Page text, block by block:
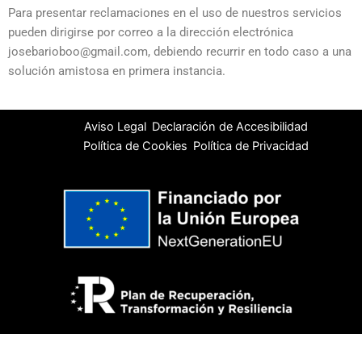
Para presentar reclamaciones en el uso de nuestros servicios
pueden dirigirse por correo a la dirección electrónica
josebarioboo@gmail.com, debiendo recurrir en todo caso a una
solución amistosa en primera instancia.
Aviso Legal Declaración de Accesibilidad
Política de Cookies Política de Privacidad